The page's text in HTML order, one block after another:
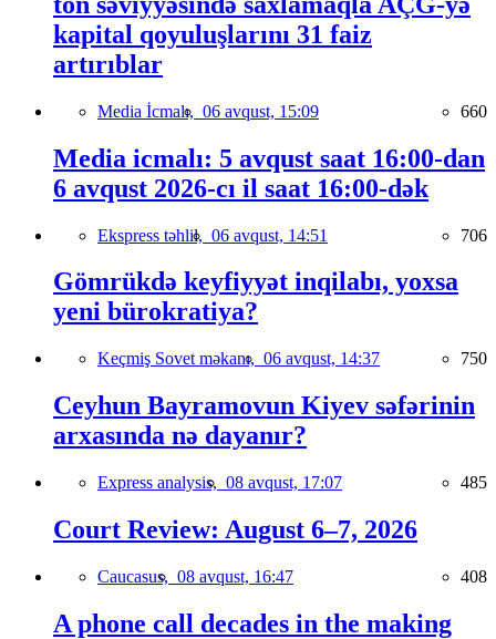
kapital qoyuluşlarını 31 faiz
artırıblar
Media İcmalı, 06 avqust, 15:09 660
Media icmalı: 5 avqust saat 16:00-dan
6 avqust 2026-cı il saat 16:00-dək
Ekspress təhlil, 06 avqust, 14:51 706
Gömrükdə keyfiyyət inqilabı, yoxsa
yeni bürokratiya?
Keçmiş Sovet məkanı, 06 avqust, 14:37 750
Ceyhun Bayramovun Kiyev səfərinin
arxasında nə dayanır?
Express analysis, 08 avqust, 17:07 485
Court Review: August 6–7, 2026
Caucasus, 08 avqust, 16:47 408
A phone call decades in the making